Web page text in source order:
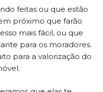
feitas ou que estão
próximo que farão
mais fácil, ou que
para os moradores.
para a valorização do